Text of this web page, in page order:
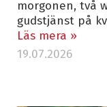
morgonen, två
gudstjänst på
Läs mera »
19.07.2026